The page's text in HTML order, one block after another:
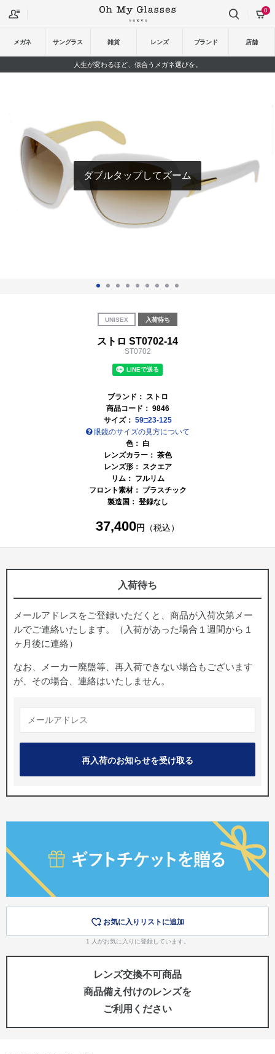
メガネ サングラス 雑貨 レンズ ブランド 店舗
0
人生が変わるほど、似合うメガネ選びを。
ダブルタップしてズーム
UNISEX 入荷待ち
ストロ ST0702-14
ST0702
ブランド： ストロ
商品コード： 9846
サイズ： 59□23-125
眼鏡のサイズの見方について
色： 白
レンズカラー： 茶色
レンズ形： スクエア
リム： フルリム
フロント素材： プラスチック
製造国： 登録なし
37,400円 （税込）
入荷待ち
メールアドレスをご登録いただくと、商品が入荷次第メー
ルでご連絡いたします。（入荷があった場合１週間から１
ヶ月後に連絡）
なお、メーカー廃盤等、再入荷できない場合もございます
が、その場合、連絡はいたしません。
お気に入りリストに追加
1 人がお気に入りに登録しています。
レンズ交換不可商品
商品備え付けのレンズを
ご利用ください